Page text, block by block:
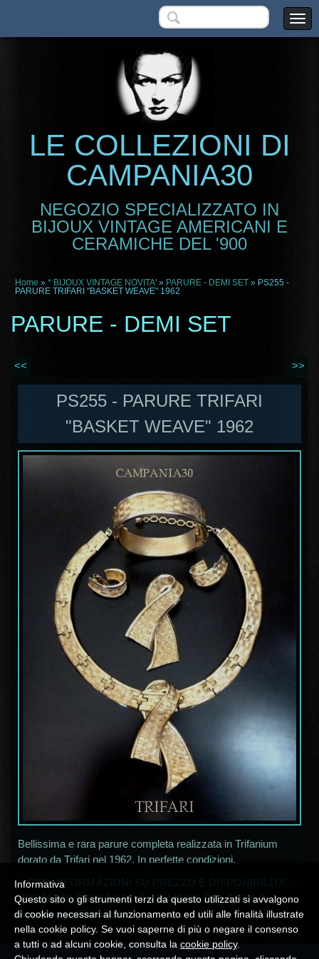
LE COLLEZIONI DI
CAMPANIA30
NEGOZIO SPECIALIZZATO IN
BIJOUX VINTAGE AMERICANI E
CERAMICHE DEL '900
Home » * BIJOUX VINTAGE NOVITA' » PARURE - DEMI SET » PS255 -
PARURE TRIFARI "BASKET WEAVE" 1962
PARURE - DEMI SET
<< >>
PS255 - PARURE TRIFARI
"BASKET WEAVE" 1962
Bellissima e rara parure completa realizzata in Trifanium
dorato da Trifari nel 1962. In perfette condizioni.
* PER INFORMAZIONI SU PREZZO E DISPONIBILITA',
SCRIVERE INDICANDO IL NUMERO SUL TITOLO
Acampania30@alice.it*
Informativa
Questo sito o gli strumenti terzi da questo utilizzati si avvalgono
di cookie necessari al funzionamento ed utili alle finalità illustrate
nella cookie policy. Se vuoi saperne di più o negare il consenso
a tutti o ad alcuni cookie, consulta la cookie policy.